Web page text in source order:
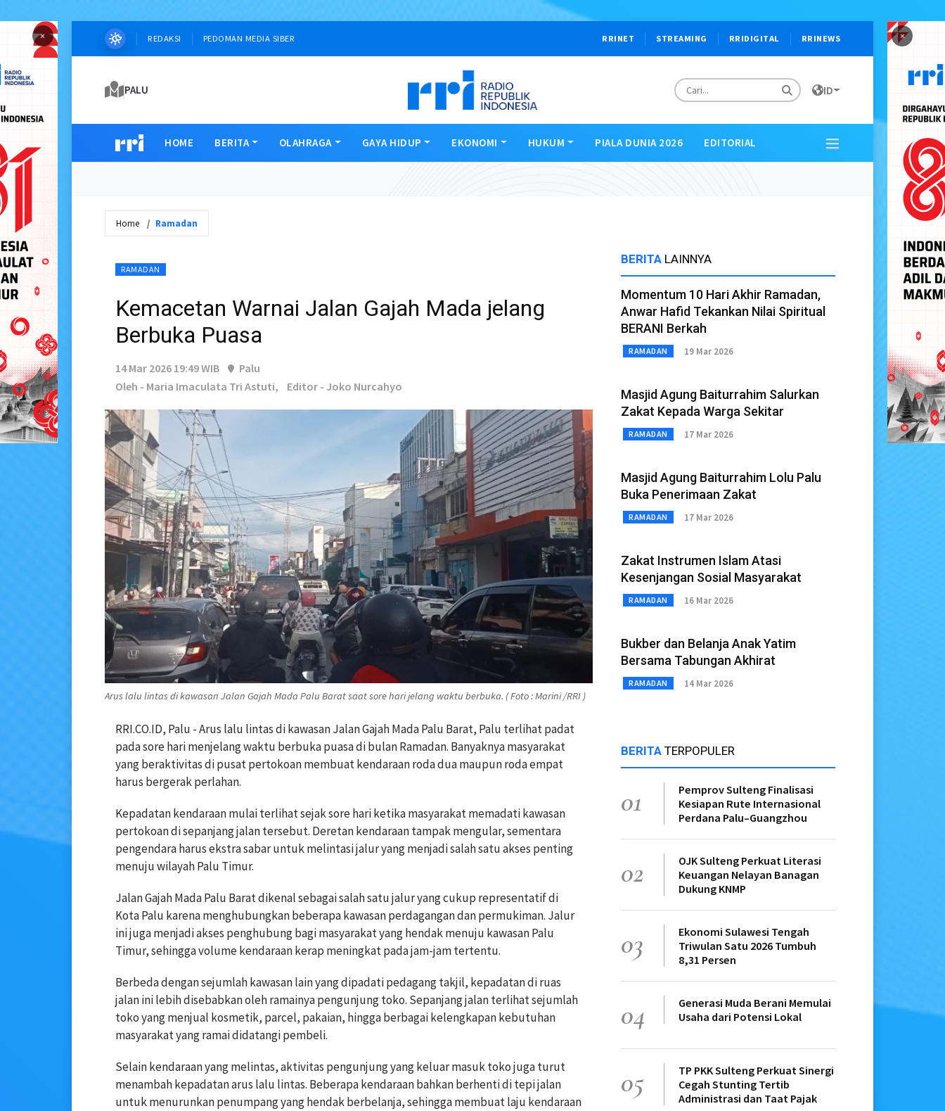
× ×
REDAKSI PEDOMAN MEDIA SIBER RRINET STREAMING RRIDIGITAL RRINEWS
PALU ID
HOME BERITA OLAHRAGA GAYA HIDUP EKONOMI HUKUM PIALA DUNIA 2026 EDITORIAL
Home Ramadan
RAMADAN
Kemacetan Warnai Jalan Gajah Mada jelang
Berbuka Puasa
14 Mar 2026 19:49 WIB
Palu
Oleh - Maria Imaculata Tri Astuti,
Editor - Joko Nurcahyo
Arus lalu lintas di kawasan Jalan Gajah Mada Palu Barat saat sore hari jelang waktu berbuka. ( Foto : Marini /RRI )
RRI.CO.ID, Palu - Arus lalu lintas di kawasan Jalan Gajah Mada Palu Barat, Palu terlihat padat
pada sore hari menjelang waktu berbuka puasa di bulan Ramadan. Banyaknya masyarakat
yang beraktivitas di pusat pertokoan membuat kendaraan roda dua maupun roda empat
harus bergerak perlahan.
Kepadatan kendaraan mulai terlihat sejak sore hari ketika masyarakat memadati kawasan
pertokoan di sepanjang jalan tersebut. Deretan kendaraan tampak mengular, sementara
pengendara harus ekstra sabar untuk melintasi jalur yang menjadi salah satu akses penting
menuju wilayah Palu Timur.
Jalan Gajah Mada Palu Barat dikenal sebagai salah satu jalur yang cukup representatif di
Kota Palu karena menghubungkan beberapa kawasan perdagangan dan permukiman. Jalur
ini juga menjadi akses penghubung bagi masyarakat yang hendak menuju kawasan Palu
Timur, sehingga volume kendaraan kerap meningkat pada jam-jam tertentu.
Berbeda dengan sejumlah kawasan lain yang dipadati pedagang takjil, kepadatan di ruas
jalan ini lebih disebabkan oleh ramainya pengunjung toko. Sepanjang jalan terlihat sejumlah
toko yang menjual kosmetik, parcel, pakaian, hingga berbagai kelengkapan kebutuhan
masyarakat yang ramai didatangi pembeli.
Selain kendaraan yang melintas, aktivitas pengunjung yang keluar masuk toko juga turut
menambah kepadatan arus lalu lintas. Beberapa kendaraan bahkan berhenti di tepi jalan
untuk menurunkan penumpang yang hendak berbelanja, sehingga membuat laju kendaraan
BERITA LAINNYA
Momentum 10 Hari Akhir Ramadan,
Anwar Hafid Tekankan Nilai Spiritual
BERANI Berkah
RAMADAN 19 Mar 2026
Masjid Agung Baiturrahim Salurkan
Zakat Kepada Warga Sekitar
RAMADAN 17 Mar 2026
Masjid Agung Baiturrahim Lolu Palu
Buka Penerimaan Zakat
RAMADAN 17 Mar 2026
Zakat Instrumen Islam Atasi
Kesenjangan Sosial Masyarakat
RAMADAN 16 Mar 2026
Bukber dan Belanja Anak Yatim
Bersama Tabungan Akhirat
RAMADAN 14 Mar 2026
BERITA TERPOPULER
01
Pemprov Sulteng Finalisasi
Kesiapan Rute Internasional
Perdana Palu–Guangzhou
02
OJK Sulteng Perkuat Literasi
Keuangan Nelayan Banagan
Dukung KNMP
03
Ekonomi Sulawesi Tengah
Triwulan Satu 2026 Tumbuh
8,31 Persen
04
Generasi Muda Berani Memulai
Usaha dari Potensi Lokal
05
TP PKK Sulteng Perkuat Sinergi
Cegah Stunting Tertib
Administrasi dan Taat Pajak